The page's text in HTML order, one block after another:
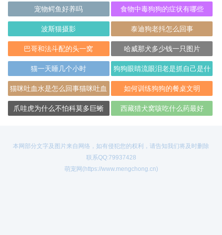
宠物鳄鱼好养吗 食物中毒狗狗的症状有哪些
波斯猫摄影 泰迪狗老抖怎么回事
巴哥和法斗配的头一窝 哈威那犬多少钱一只图片
猫一天睡几个小时
狗狗眼睛流眼泪老是抓自己是什
么原因？
猫咪吐血水是怎么回事猫咪吐血
水是受了内伤
如何训练狗狗的餐桌文明
爪哇虎为什么不怕科莫多巨蜥 西藏猎犬窝咳吃什么药最好
本网部分文字及图片来自网络，如有侵犯您的权利，请告知我们将及时删除
联系QQ:79937428
萌宠网(https://www.mengchong.cn)